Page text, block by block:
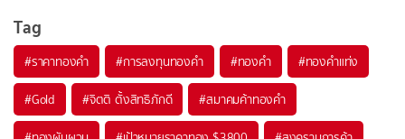
Tag
#ราคาทองคำ #การลงทุนทองคำ #ทองคำ #ทองคำแท่ง
#Gold #จิตติ ตั้งสิทธิภักดี #สมาคมค้าทองคำ